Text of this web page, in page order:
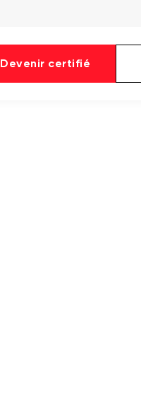
Devenir certifié